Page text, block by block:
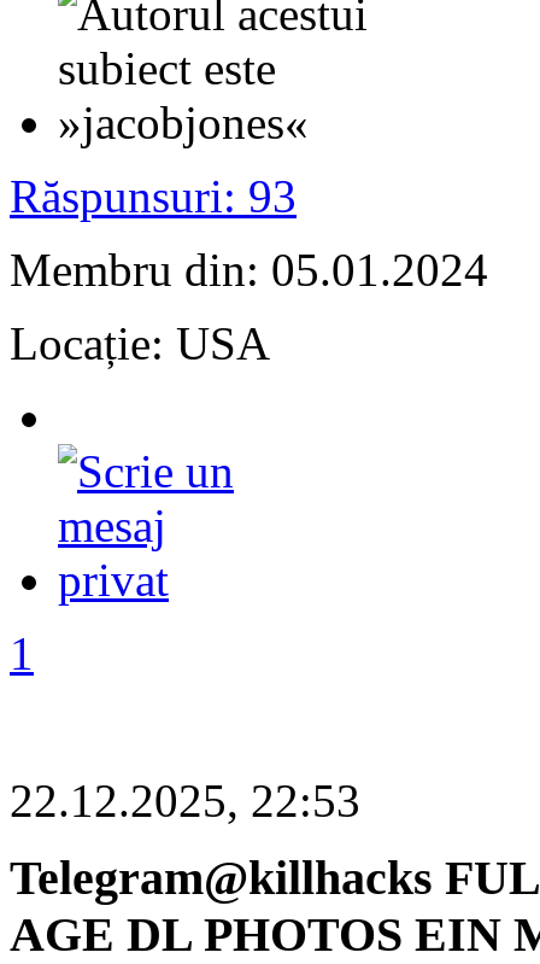
Răspunsuri: 93
Membru din: 05.01.2024
Locație: USA
1
22.12.2025, 22:53
Telegram@killhacks
AGE DL PHOTOS EIN